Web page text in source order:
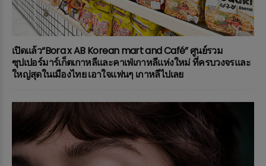
เปิดแล้ว“Bora x AB Korean mart and Café” ศูนย์รวม
ซุปเปอร์มาร์เก็ตเกาหลีและคาเฟ่เกาหลีแห่งใหม่ ที่ครบวงจรและ
ใหญ่สุดในเมืองไทย เอาใจแฟนๆ เกาหลีไปเลย